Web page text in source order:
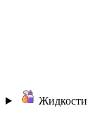
Жидкости